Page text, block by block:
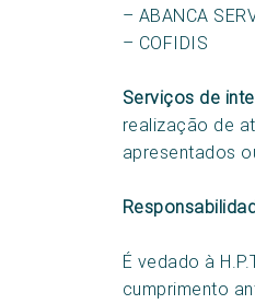
– ABANCA
– COFIDIS
Serviços de
realização de
apresentados
É vedado à
cumprimento